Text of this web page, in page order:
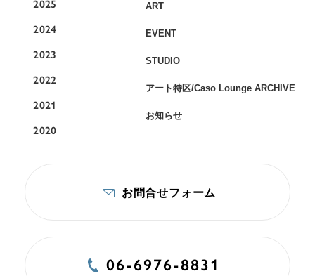
2024
2023
2022
2021
2020
ART
EVENT
STUDIO
アート特区/Caso Lounge ARCHIVE
お知らせ
お問合せフォーム
06-6976-8831